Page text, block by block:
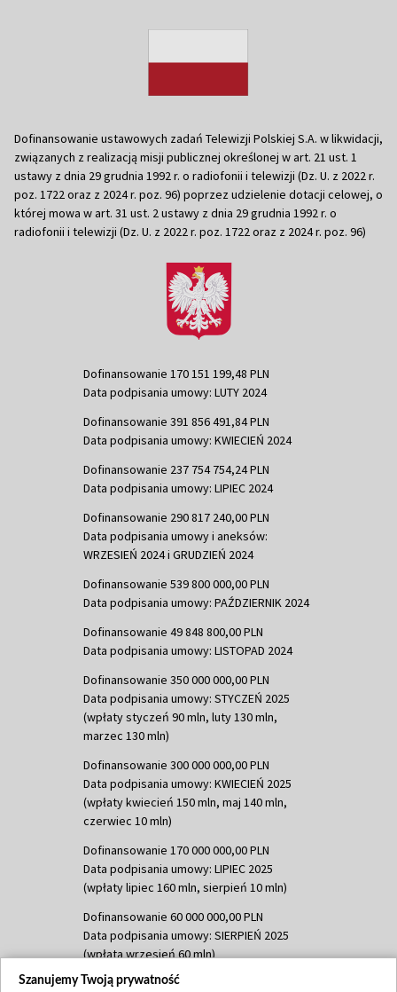
Dofinansowanie ustawowych zadań Telewizji Polskiej S.A. w likwidacji,
związanych z realizacją misji publicznej określonej w art. 21 ust. 1
ustawy z dnia 29 grudnia 1992 r. o radiofonii i telewizji (Dz. U. z 2022 r.
poz. 1722 oraz z 2024 r. poz. 96) poprzez udzielenie dotacji celowej, o
której mowa w art. 31 ust. 2 ustawy z dnia 29 grudnia 1992 r. o
radiofonii i telewizji (Dz. U. z 2022 r. poz. 1722 oraz z 2024 r. poz. 96)
Dofinansowanie 170 151 199,48 PLN
Data podpisania umowy: LUTY 2024
Dofinansowanie 391 856 491,84 PLN
Data podpisania umowy: KWIECIEŃ 2024
Dofinansowanie 237 754 754,24 PLN
Data podpisania umowy: LIPIEC 2024
Dofinansowanie 290 817 240,00 PLN
Data podpisania umowy i aneksów:
WRZESIEŃ 2024 i GRUDZIEŃ 2024
Dofinansowanie 539 800 000,00 PLN
Data podpisania umowy: PAŹDZIERNIK 2024
Dofinansowanie 49 848 800,00 PLN
Data podpisania umowy: LISTOPAD 2024
Dofinansowanie 350 000 000,00 PLN
Data podpisania umowy: STYCZEŃ 2025
(wpłaty styczeń 90 mln, luty 130 mln,
marzec 130 mln)
Dofinansowanie 300 000 000,00 PLN
Data podpisania umowy: KWIECIEŃ 2025
(wpłaty kwiecień 150 mln, maj 140 mln,
czerwiec 10 mln)
Dofinansowanie 170 000 000,00 PLN
Data podpisania umowy: LIPIEC 2025
(wpłaty lipiec 160 mln, sierpień 10 mln)
Dofinansowanie 60 000 000,00 PLN
Data podpisania umowy: SIERPIEŃ 2025
(wpłata wrzesień 60 mln)
Dofinansowanie 635 783 051,21 PLN
Szanujemy Twoją prywatność